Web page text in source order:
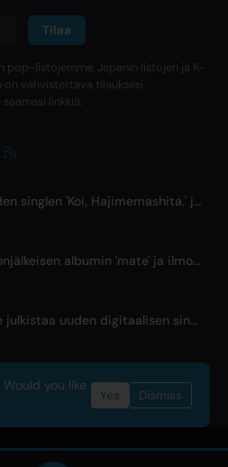
Tilaa
pop-listojemme, Japanin listojen ja K-
on vahvistettava tilauksesi
linkkiä.
=LOVE julkisti uuden singlen 'Koi, Hajimemashita.' ja Tokyo Domena konsertit
AliA julkaisee tauonjälkeisen albumin 'mate' ja ilmoittaa Tokion live-esityksestä
ShowMinorSavage julkistaa uuden digitaalisen singlen 'Gradation'
- Metadata provided byACRCloud
you like
Yes Dismiss